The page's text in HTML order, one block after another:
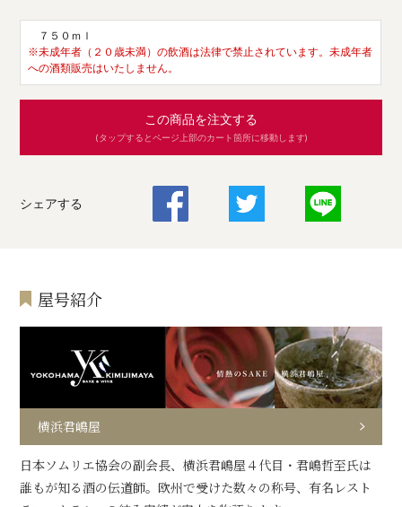
７５０ｍｌ
※未成年者（２０歳未満）の飲酒は法律で禁止されています。未成年者
への酒類販売はいたしません。
この商品を注文する
(タップするとページ上部のカート箇所に移動します)
シェアする
屋号紹介
横浜君嶋屋
日本ソムリエ協会の副会長、横浜君嶋屋４代目・君嶋哲至氏は
誰もが知る酒の伝道師。欧州で受けた数々の称号、有名レスト